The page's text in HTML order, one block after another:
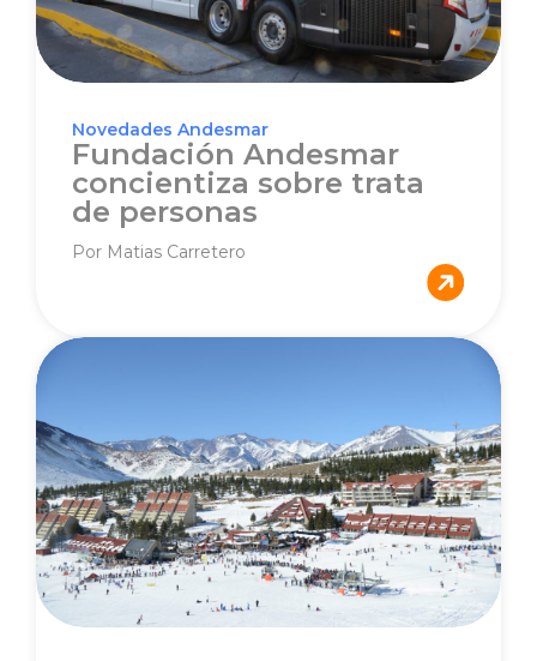
Novedades Andesmar
Fundación Andesmar
concientiza sobre trata
de personas
Por Matias Carretero